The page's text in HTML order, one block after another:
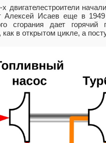
двигателестроители
Алексей Исаев еще в
сгорания дает
в открытом цикле, а